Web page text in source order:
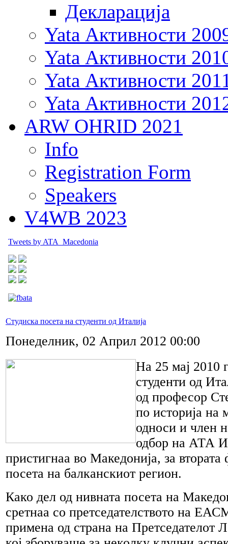
Декларација
Yata Активности
Yata Активности
Yata Активности
Yata Активности
ARW OHRID 2021
Info
Registration Form
Speakers
V4WB 2023
Tweets by ATA_Macedonia
Студиска посета на студенти од Италија
Понеделник, 02 Април 2012 00:00
На 25 мај 2010
студенти од
од професор
по историја на
односи и член
одбор на АТА
пристигнаа во Македонија, за втората
посета на балканскиот регион.
Како дел од нивната посета на
сретнаа со претседателството на
примена од страна на Претседателот